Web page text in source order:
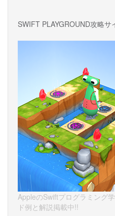
SWIFT PLAYGROUND攻略サ
AppleのSwiftプログラミング
ド例と解説掲載中!!